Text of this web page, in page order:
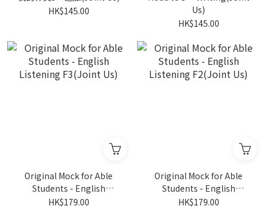
HK$145.00
Us)
HK$145.00
Original Mock for Able
Students - English
Listening F3(Joint Us)
HK$179.00
Original Mock for Able
Students - English
Listening F2(Joint Us)
HK$179.00